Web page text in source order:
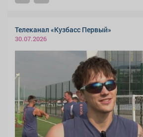
Телеканал «Кузбасс Первый»
30.07.2026